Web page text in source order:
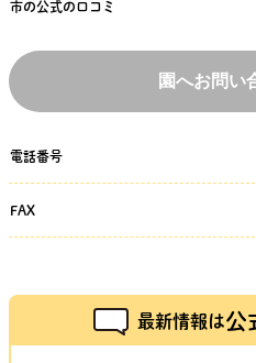
市の公式の口コミ
園へお問い
電話番号
FAX
最新情報は公